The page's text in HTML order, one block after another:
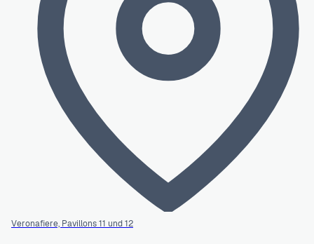
Veronafiere, Pavillons 11 und 12